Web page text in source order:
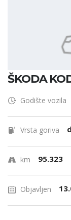
ŠKODA
Godište vozila
Vrsta goriva
km 95.323
Objavljen